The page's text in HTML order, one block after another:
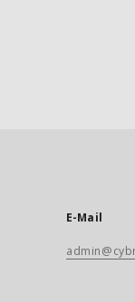
E-Mail